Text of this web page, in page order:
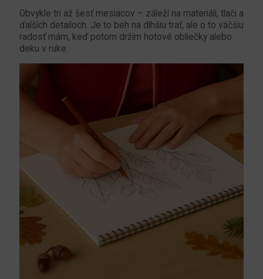
Obvykle tri až šesť mesiacov – záleží na materiáli, tlači a
ďalších detailoch. Je to beh na dlhšiu trať, ale o to väčšiu
radosť mám, keď potom držím hotové obliečky alebo
deku v ruke.